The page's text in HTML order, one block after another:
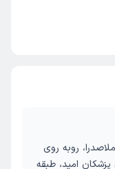
روبه روی
پزشکان امید، طبقه